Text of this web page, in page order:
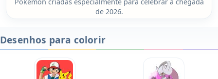
de 2026.
Desenhos para colorir